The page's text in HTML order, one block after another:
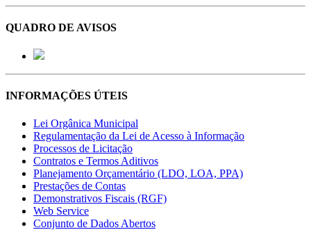
QUADRO DE AVISOS
INFORMAÇÕES ÚTEIS
Lei Orgânica Municipal
Regulamentação da Lei de Acesso à Informação
Processos de Licitação
Contratos e Termos Aditivos
Planejamento Orçamentário (LDO, LOA, PPA)
Prestações de Contas
Demonstrativos Fiscais (RGF)
Web Service
Conjunto de Dados Abertos